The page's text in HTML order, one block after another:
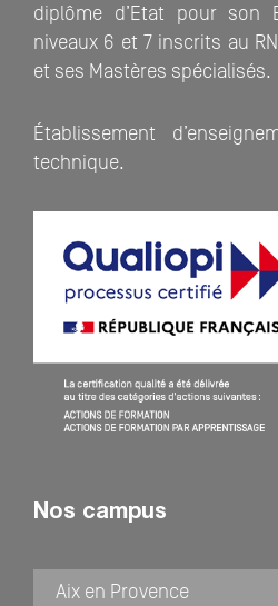
diplôme d’Etat pour son
niveaux 6 et 7 inscrits au
et ses Mastères spécialisés.
Établissement
technique.
Nos campus